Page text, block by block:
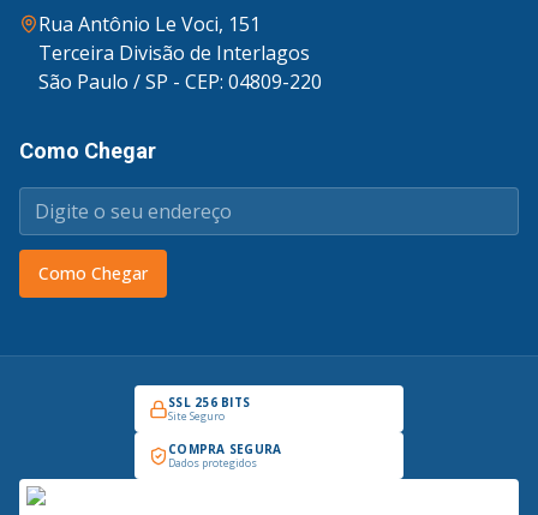
Rua Antônio Le Voci, 151
Terceira Divisão de Interlagos
São Paulo / SP - CEP: 04809-220
Como Chegar
Como Chegar
SSL 256 BITS
Site Seguro
COMPRA SEGURA
Dados protegidos